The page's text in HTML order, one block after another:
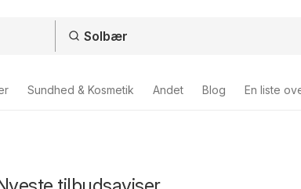
Sundhed & Kosmetik Andet Blog En liste